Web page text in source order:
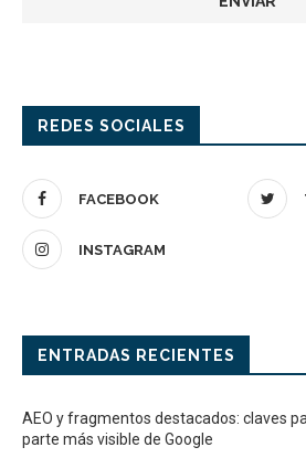
REDES SOCIALES
FACEBOOK
INSTAGRAM
ENTRADAS RECIENTES
AEO y fragmentos destacados: claves
parte más visible de Google